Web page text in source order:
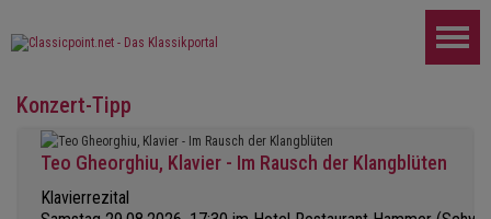
Konzert-Tipp
Teo Gheorghiu, Klavier - Im Rausch der Klangblüten
Klavierrezital